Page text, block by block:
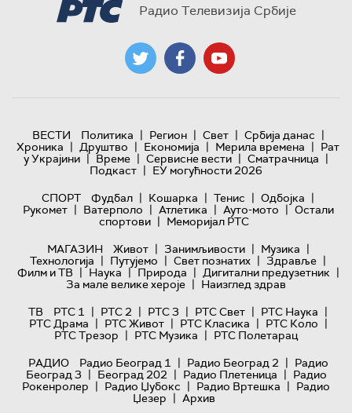
Радио Телевизија Србије
ВЕСТИ Политика | Регион | Свет | Србија данас |
Хроника | Друштво | Економија | Мерила времена | Рат
у Украјини | Време | Сервисне вести | Сматрачница |
Подкаст | ЕУ могућности 2026
СПОРТ
Фудбал | Кошарка | Тенис | Одбојка |
Рукомет | Ватерполо | Атлетика | Ауто-мото | Остали
спортови | Меморијал РТС
МАГАЗИН
Живот | Занимљивости | Музика |
Технологијa | Путујемо | Свет познатих | Здравље |
Филм и ТВ | Наука | Природа | Дигитални предузетник |
За мале велике хероје | Наизглед здрав
ТВ
РТС 1 | РТС 2 | РТС 3 | РТС Свет | РТС Наука |
РТС Драма | РТС Живот | РТС Класика | РТС Коло |
РТС Трезор | РТС Музика | РТС Полетарац
РАДИО
Радио Београд 1 | Радио Београд 2 | Радио
Београд 3 | Београд 202 | Радио Плетеница | Радио
Рокенролер | Радио Џубокс | Радио Вртешка | Радио
Џезер | Архив